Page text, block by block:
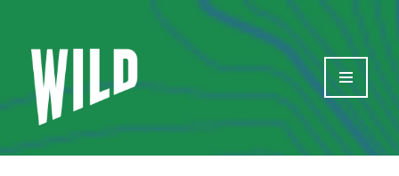
Aller
contenu